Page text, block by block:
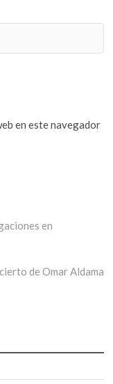
en este navegador
en
de Omar Aldama